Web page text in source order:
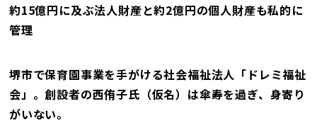
約15億円に及ぶ法人財産と約2億円の個人財産も私的に
管理
堺市で保育園事業を手がける社会福祉法人「ドレミ福祉
会」。創設者の西侑子氏（仮名）は傘寿を過ぎ、身寄り
がいない。